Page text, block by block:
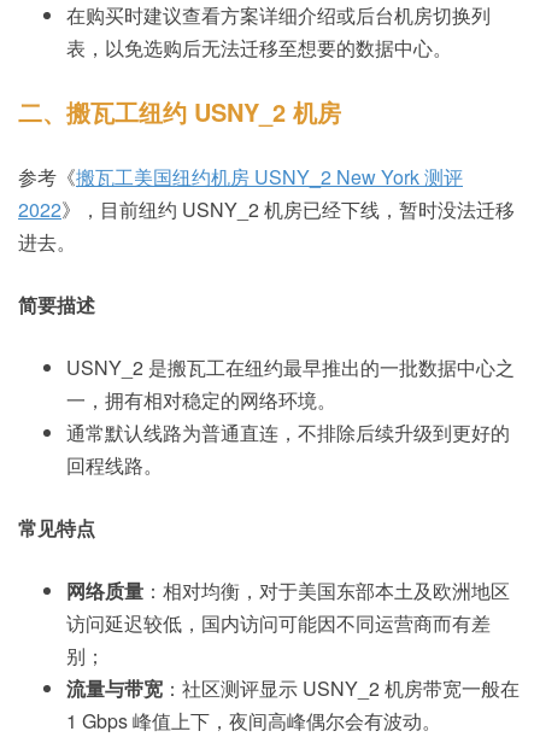
在购买时建议查看方案详细介绍或后台机房切换列
表，以免选购后无法迁移至想要的数据中心。
二、搬瓦工纽约 USNY_2 机房
参考《搬瓦工美国纽约机房 USNY_2 New York 测评
2022》，目前纽约 USNY_2 机房已经下线，暂时没法迁移
进去。
简要描述
USNY_2 是搬瓦工在纽约最早推出的一批数据中心之
一，拥有相对稳定的网络环境。
通常默认线路为普通直连，不排除后续升级到更好的
回程线路。
常见特点
网络质量 ：相对均衡，对于美国东部本土及欧洲地区
访问延迟较低，国内访问可能因不同运营商而有差
别；
流量与带宽 ：社区测评显示 USNY_2 机房带宽一般在
1 Gbps 峰值上下，夜间高峰偶尔会有波动。